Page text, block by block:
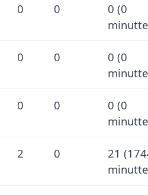
0 0
0 (0
0 0
0 (0
0 0
0 (0
2 0
21